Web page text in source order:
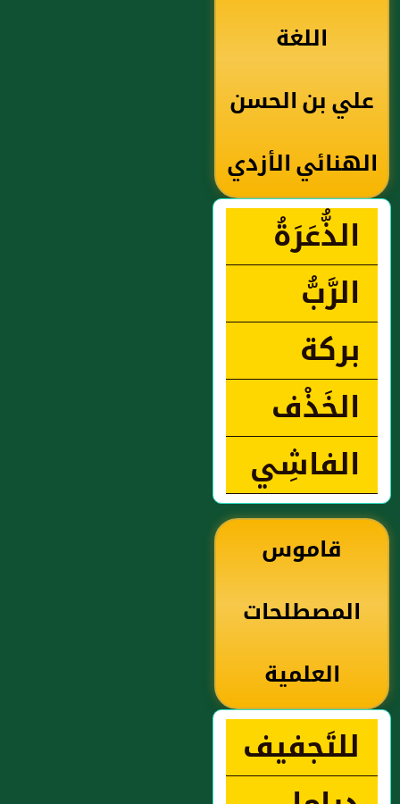
اللغة
علي بن الحسن
الهنائي الأزدي
الذُّعَرَةُ
الرَّبُّ
بركة
الخَذْف
الفاشِي
قاموس
المصطلحات
العلمية
للتَجفيف